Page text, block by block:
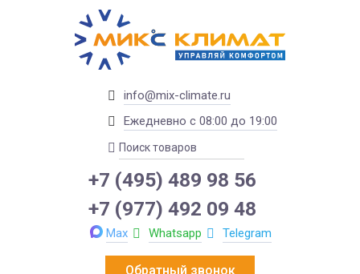
info@mix-climate.ru
Ежедневно с 08:00 до 19:00
+7 (495) 489 98 56
+7 (977) 492 09 48
Max Whatsapp Telegram
Обратный звонок